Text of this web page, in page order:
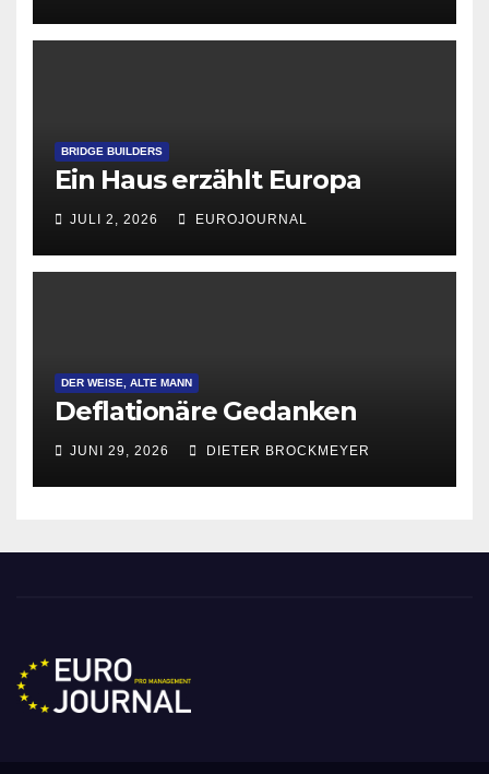
BRIDGE BUILDERS
Ein Haus erzählt Europa
JULI 2, 2026 EUROJOURNAL
DER WEISE, ALTE MANN
Deflationäre Gedanken
JUNI 29, 2026 DIETER BROCKMEYER